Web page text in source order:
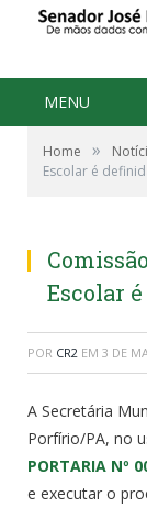
MENU
Home »
Escolar é
Escolar
POR CR2 EM 3 DE
A Secretária
Porfírio/PA, no
PORTARIA Nº
e executar o